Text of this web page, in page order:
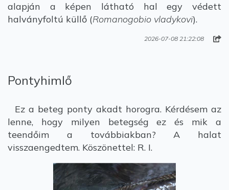
alapján a képen látható hal egy védett
halványfoltú küllő (Romanogobio vladykovi).
2026-07-08 21:22:08
Pontyhimlő
Ez a beteg ponty akadt horogra. Kérdésem az
lenne, hogy milyen betegség ez és mik a
teendőim a továbbiakban? A halat
visszaengedtem. Köszönettel: R. I.